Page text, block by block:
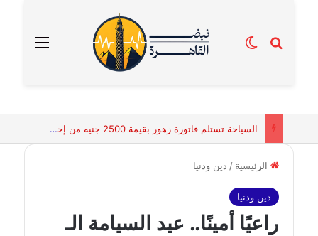
القائمة بحث عنالوضع المظلم
السياحة تستلم فاتورة زهور بقيمة 2500 جنيه من إحدى محلات التنسيق الزهري بالقاهرة
الرئيسية / دين ودنيا
دين ودنيا
راعيًا أمينًا.. عيد السيامة الـ